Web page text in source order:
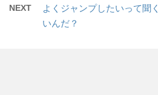
NEXT
よくジャンプしたいって聞
いんだ？